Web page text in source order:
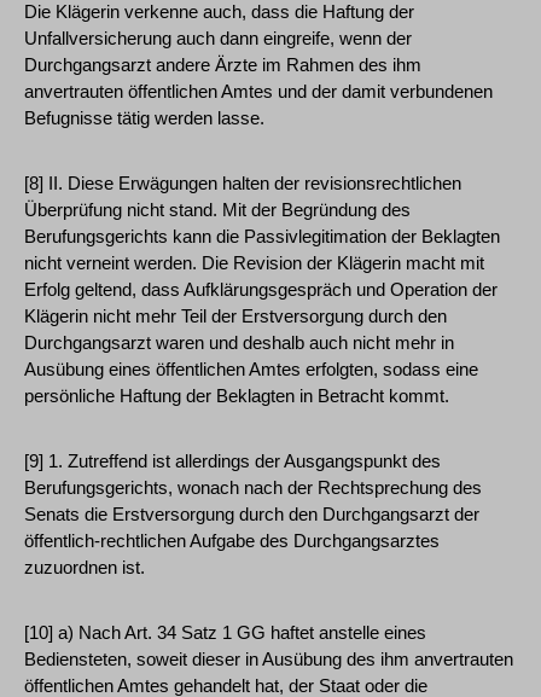
Die Klägerin verkenne auch, dass die Haftung der
Unfallversicherung auch dann eingreife, wenn der
Durchgangsarzt andere Ärzte im Rahmen des ihm
anvertrauten öffentlichen Amtes und der damit verbundenen
Befugnisse tätig werden lasse.
[8] II. Diese Erwägungen halten der revisionsrechtlichen
Überprüfung nicht stand. Mit der Begründung des
Berufungsgerichts kann die Passivlegitimation der Beklagten
nicht verneint werden. Die Revision der Klägerin macht mit
Erfolg geltend, dass Aufklärungsgespräch und Operation der
Klägerin nicht mehr Teil der Erstversorgung durch den
Durchgangsarzt waren und deshalb auch nicht mehr in
Ausübung eines öffentlichen Amtes erfolgten, sodass eine
persönliche Haftung der Beklagten in Betracht kommt.
[9] 1. Zutreffend ist allerdings der Ausgangspunkt des
Berufungsgerichts, wonach nach der Rechtsprechung des
Senats die Erstversorgung durch den Durchgangsarzt der
öffentlich-rechtlichen Aufgabe des Durchgangsarztes
zuzuordnen ist.
[10] a) Nach Art. 34 Satz 1 GG haftet anstelle eines
Bediensteten, soweit dieser in Ausübung des ihm anvertrauten
öffentlichen Amtes gehandelt hat, der Staat oder die